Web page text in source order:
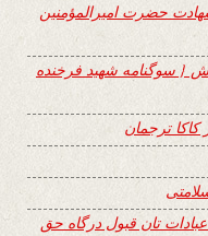
حضرت امیرالمؤمنین
{ سوگنامه شهید فرخنده
کاکا ترجمان
تان قبول درگاه حق